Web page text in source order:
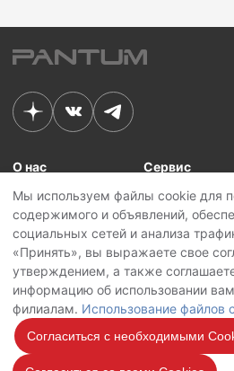
Мы используем файлы cookie для
содержимого и объявлений,
социальных сетей и анализа
«Принять», вы выражаете свое
утверждением, а также
информацию об использовании
филиалам. Использование файлов
Согласиться с необходимыми
О нас
Связь с Pantum
Новости
Контакты
Сервис
Сервисные
Сервисная
Copyright © 2026 Pantum International
Политика
Политика обработки
Использование